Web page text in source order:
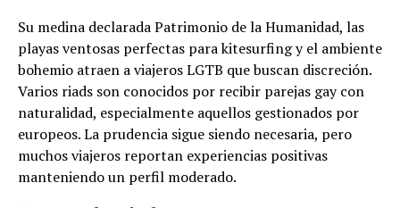
Su medina declarada Patrimonio de la Humanidad, las
playas ventosas perfectas para kitesurfing y el ambiente
bohemio atraen a viajeros LGTB que buscan discreción.
Varios riads son conocidos por recibir parejas gay con
naturalidad, especialmente aquellos gestionados por
europeos. La prudencia sigue siendo necesaria, pero
muchos viajeros reportan experiencias positivas
manteniendo un perfil moderado.